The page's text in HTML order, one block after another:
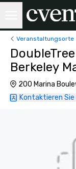
Veranstaltungsorte
Berkeley
200 Marina
Kontaktieren Sie